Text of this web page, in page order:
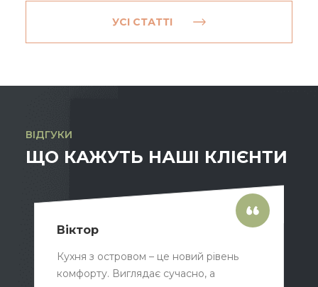
УСІ СТАТТІ
ВІДГУКИ
ЩО КАЖУТЬ НАШІ КЛІЄНТИ
Віктор
Кухня з островом – це новий рівень
комфорту. Виглядає сучасно, а